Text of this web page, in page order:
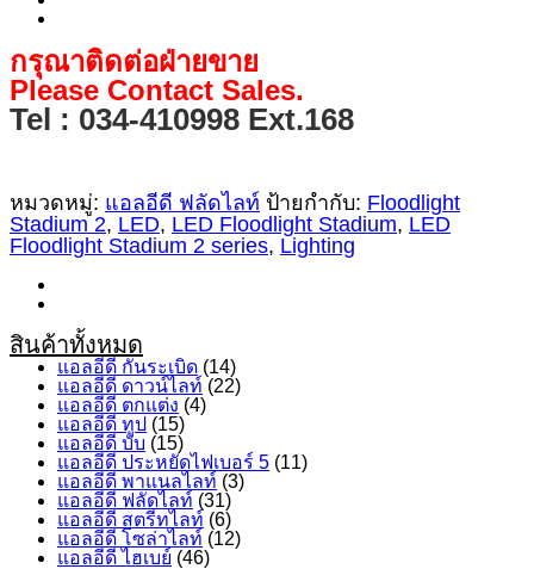
กรุณาติดต่อฝ่ายขาย
Please Contact Sales.
Tel : 034-410998 Ext.168
หมวดหมู่: แอลอีดี ฟลัดไลท์ ป้ายกำกับ: Floodlight
Stadium 2, LED, LED Floodlight Stadium, LED
Floodlight Stadium 2 series, Lighting
สินค้าทั้งหมด
แอลอีดี กันระเบิด (14)
แอลอีดี ดาวน์ไลท์ (22)
แอลอีดี ตกแต่ง (4)
แอลอีดี ทูป (15)
แอลอีดี บับ (15)
แอลอีดี ประหยัดไฟเบอร์ 5 (11)
แอลอีดี พาแนลไลท์ (3)
แอลอีดี ฟลัดไลท์ (31)
แอลอีดี สตรีทไลท์ (6)
แอลอีดี โซล่าไลท์ (12)
แอลอีดี ไฮเบย์ (46)